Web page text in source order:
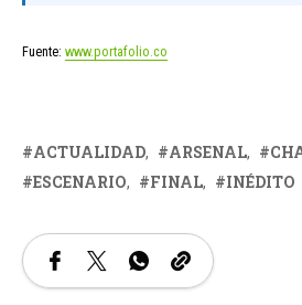
Fuente: www.portafolio.co
ACTUALIDAD ARSENAL
ESCENARIO
FINAL INÉDITO